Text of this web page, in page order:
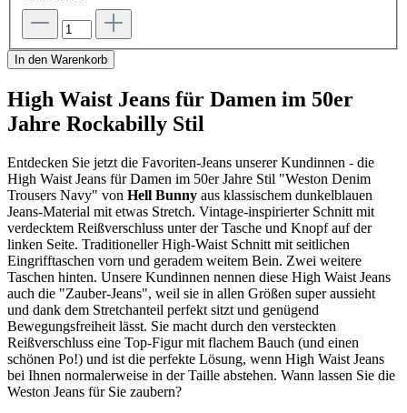
In den Warenkorb
High Waist Jeans für Damen im 50er
Jahre Rockabilly Stil
Entdecken Sie jetzt die Favoriten-Jeans unserer Kundinnen - die
High Waist Jeans für Damen im 50er Jahre Stil "Weston Denim
Trousers Navy" von Hell Bunny aus klassischem dunkelblauen
Jeans-Material mit etwas Stretch. Vintage-inspirierter Schnitt mit
verdecktem Reißverschluss unter der Tasche und Knopf auf der
linken Seite. Traditioneller High-Waist Schnitt mit seitlichen
Eingrifftaschen vorn und geradem weitem Bein. Zwei weitere
Taschen hinten. Unsere Kundinnen nennen diese High Waist Jeans
auch die "Zauber-Jeans", weil sie in allen Größen super aussieht
und dank dem Stretchanteil perfekt sitzt und genügend
Bewegungsfreiheit lässt. Sie macht durch den versteckten
Reißverschluss eine Top-Figur mit flachem Bauch (und einen
schönen Po!) und ist die perfekte Lösung, wenn High Waist Jeans
bei Ihnen normalerweise in der Taille abstehen. Wann lassen Sie die
Weston Jeans für Sie zaubern?